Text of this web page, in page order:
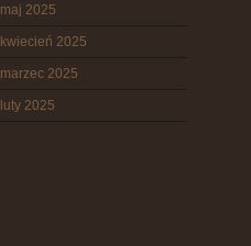
maj 2025
kwiecień 2025
marzec 2025
luty 2025